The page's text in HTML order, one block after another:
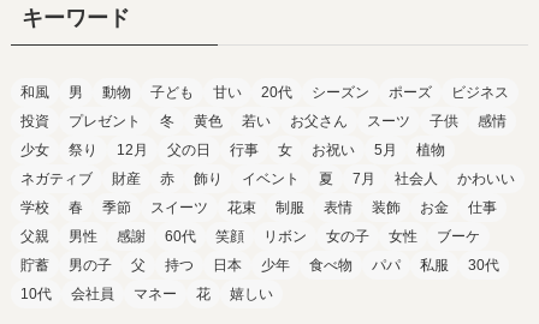
キーワード
和風 男 動物 子ども 甘い 20代 シーズン ポーズ
ビジネス
投資
プレゼント 冬 黄色 若い お父さん スーツ 子供
感情
少女
祭り 12月 父の日 行事 女 お祝い 5月
植物
ネガティブ
財産 赤 飾り イベント 夏 7月 社会人
かわいい
学校
春 季節 スイーツ 花束 制服 表情 装飾 お金
仕事
父親
男性 感謝 60代 笑顔 リボン 女の子 女性
ブーケ
貯蓄
男の子 父 持つ 日本 少年 食べ物 パパ 私服
30代
10代
会社員 マネー 花 嬉しい